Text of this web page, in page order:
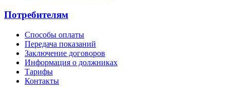
Потребителям
Способы оплаты
Передача показаний
Заключение договоров
Информация о должниках
Тарифы
Контакты